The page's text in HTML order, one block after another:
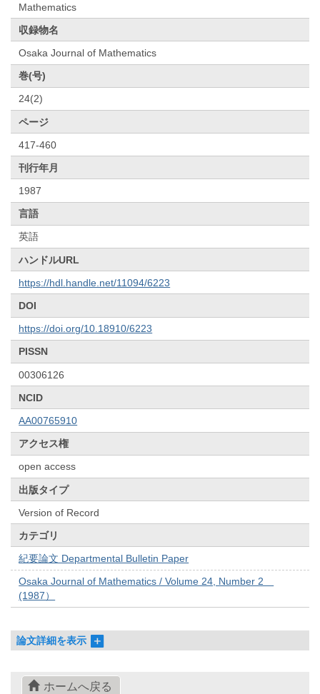
Mathematics
収録物名
Osaka Journal of Mathematics
巻(号)
24(2)
ページ
417-460
刊行年月
1987
言語
英語
ハンドルURL
https://hdl.handle.net/11094/6223
DOI
https://doi.org/10.18910/6223
PISSN
00306126
NCID
AA00765910
アクセス権
open access
出版タイプ
Version of Record
カテゴリ
紀要論文 Departmental Bulletin Paper
Osaka Journal of Mathematics / Volume 24, Number 2
(1987）
論文詳細を表示
ホームへ戻る